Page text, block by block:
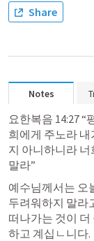
Share
Notes
요한복음 14:27 “
희에게 주노라
지 아니하니라
말라”
예수님께서는 오
두려워하지 말라
떠나가는 것이
하고 계십ㄴ니다.